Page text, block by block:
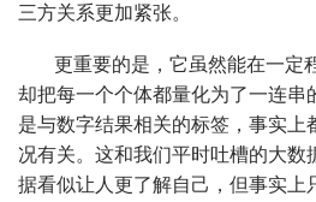
三方关系更加紧张。
更重要的是，它虽然能在一定
却把每一个个体都量化为了一连串
是与数字结果相关的标签，事实上
况有关。这和我们平时吐槽的大数
据看似让人更了解自己，但事实上